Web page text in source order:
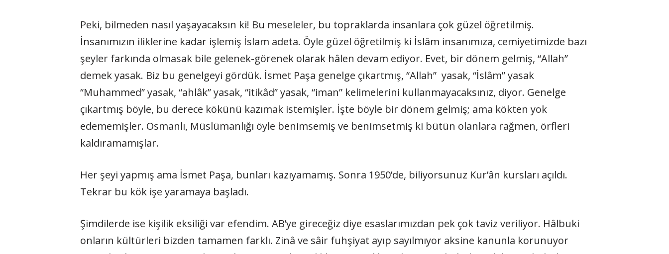
Peki, bilmeden nasıl yaşayacaksın ki! Bu meseleler, bu topraklarda insanlara çok güzel öğretilmiş.
İnsanımızın iliklerine kadar işlemiş İslam adeta. Öyle güzel öğretilmiş ki İslâm insanımıza, cemiyetimizde bazı
şeyler farkında olmasak bile gelenek-görenek olarak hâlen devam ediyor. Evet, bir dönem gelmiş, “Allah”
demek yasak. Biz bu genelgeyi gördük. İsmet Paşa genelge çıkartmış, “Allah” yasak, “İslâm” yasak
“Muhammed” yasak, “ahlâk” yasak, “itikâd” yasak, “iman” kelimelerini kullanmayacaksınız, diyor. Genelge
çıkartmış böyle, bu derece kökünü kazımak istemişler. İşte böyle bir dönem gelmiş; ama kökten yok
edememişler. Osmanlı, Müslümanlığı öyle benimsemiş ve benimsetmiş ki bütün olanlara rağmen, örfleri
kaldıramamışlar.
Her şeyi yapmış ama İsmet Paşa, bunları kazıyamamış. Sonra 1950’de, biliyorsunuz Kur’ân kursları açıldı.
Tekrar bu kök işe yaramaya başladı.
Şimdilerde ise kişilik eksiliği var efendim. AB’ye gireceğiz diye esaslarımızdan pek çok taviz veriliyor. Hâlbuki
onların kültürleri bizden tamamen farklı. Zinâ ve sâir fuhşiyat ayıp sayılmıyor aksine kanunla korunuyor